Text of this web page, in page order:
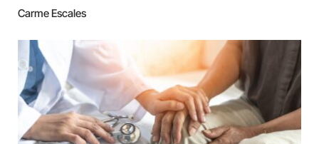
Carme Escales